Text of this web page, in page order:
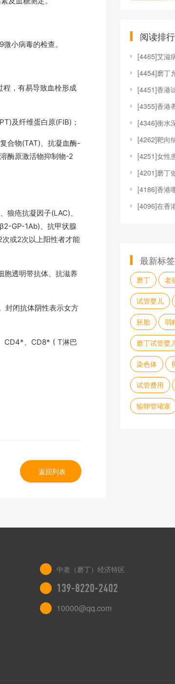
小病毒的检查。
程，有易导致血栓形成
及纤维蛋白原(FIB)；
合物(TAT)、抗凝血酶-
酶原激活物抑制物-2
狼疮抗凝因子(LAC)、
GP-1Ab)、抗甲状腺
或2次以上阳性者才能
胞透明带抗体、抗滋养
封闭抗体阴性表示女方
CD4*、CD8* ( T淋巴
返回列表
阅读排行
[4465]艾滋病患
[4454]磨丁
[4451]香港试管
[4355]香港养
[4346]衡水
[4262]靶向
[4251]女性患有
[4201]磨丁做
[4186]香港哪个
[4096]在香港
最新标签
磨丁 老
试管婴儿
胚胎 弱
磨丁试管婴
染色体
试管费用
输卵管堵塞
中老（磨丁）经济特区
139-8220-2402
10000@qq.com